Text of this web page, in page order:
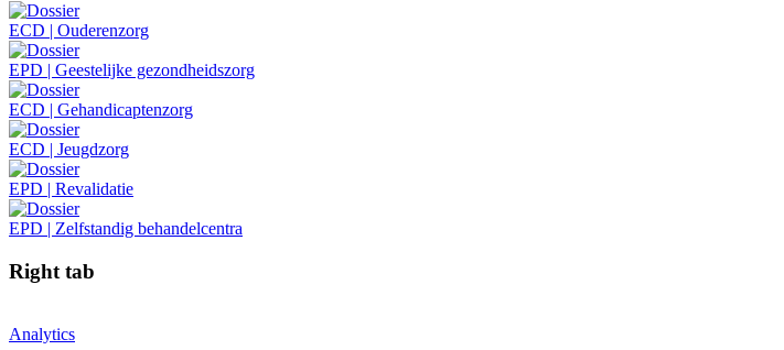
ECD | Ouderenzorg
EPD | Geestelijke gezondheidszorg
ECD | Gehandicaptenzorg
ECD | Jeugdzorg
EPD | Revalidatie
EPD | Zelfstandig behandelcentra
Right tab
Analytics